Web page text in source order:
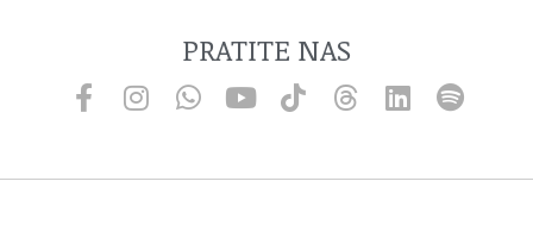
PRATITE NAS